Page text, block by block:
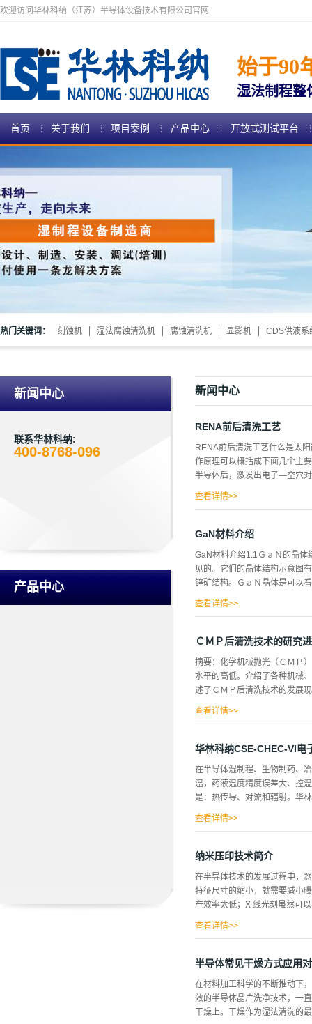
欢迎访问华林科纳（江苏）半导体设备技术有限公司官网
始于90
湿法制程整
首页 关于我们 项目案例 产品中心 开放式测试平台
热门关键词： 刻蚀机 湿法腐蚀清洗机 腐蚀清洗机 显影机 CDS供液系
新闻中心
联系华林科纳:
400-8768-096
产品中心
新闻中心
RENA前后清洗工艺
RENA前后清洗工艺什么是太
作原理可以概括成下面几个主
半导体后，激发出电子—空穴
离电子空穴的作用。第四，被
（制绒）1. 制绒工艺的分类
面（金字塔状），称为表面织
到一定角度的斜面，光会反射
查看详情>>
GaN材料介绍
GaN材料介绍1.1ＧａＮ的晶体
见的。它们的晶体结构示意图
锌矿结构。ＧａＮ晶体是可以
０１）方向错了３／８的晶格
矿结构的ＧａＮ中沿Ｃ轴（０
５１８５ｎｍ。１．２ＧａＮ
法刻蚀，本文会在后面讲到。
用干法刻蚀。主要是感应耦台
查看详情>>
ＣＭＰ后清洗技术的研究
摘要：化学机械抛光（ＣＭＰ
水平的高低。介绍了各种机械
述了ＣＭＰ后清洗技术的发展
表面；清洗技术０引言目前因
响到先进电子产品的性能、可
飞行高度已降低到１０姗以下
活性高，以及ＣＭＰ抛光液中
纳米颗粒等污染物，导致ＣＭ
０...
查看详情>>
华林科纳CSE-CHEC-VI电
在半导体湿制程、生物制药、
温，药液温度精度误差大、控
是：热传导、对流和辐射。华
或者传递到与之接触的温度较
度（冷热都可以实现）。 然
CHEC-VI电子冷热器能够实
温保护单元、漏液保护单元、
据槽体内的温度传感器采集，
查看详情>>
纳米压印技术简介
在半导体技术的发展过程中，
特征尺寸的缩小，就需要减小
产效率太低；X 线光刻虽然可
实现产业化激发人们去研发一
年，华裔科学家周郁
一层很薄的聚合物膜，通过热
不受最短曝光波长限制，只与
题，...
查看详情>>
半导体常见干燥方式应用
在材料加工科学的不断推动下
效的半导体晶片洗净技术，一
干燥上。干燥作为湿法清洗的